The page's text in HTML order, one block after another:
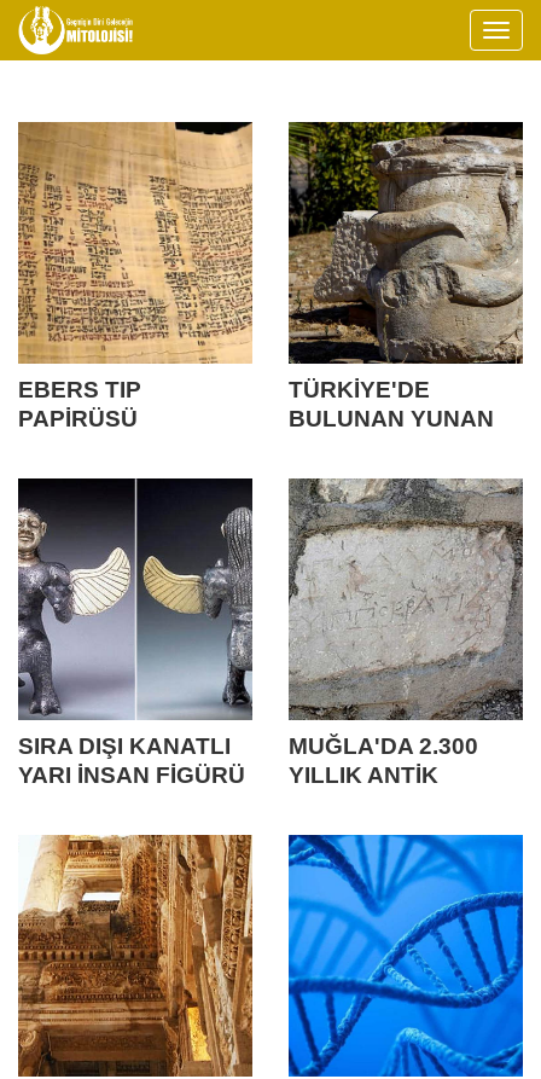
EBERS TIP
PAPİRÜSÜ
TÜRKİYE'DE
BULUNAN YUNAN
SIRA DIŞI KANATLI
YARI İNSAN FİGÜRÜ
MUĞLA'DA 2.300
YILLIK ANTİK